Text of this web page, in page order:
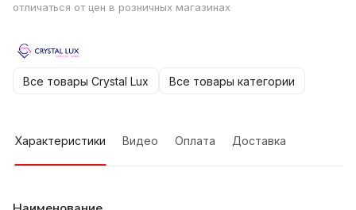
отличаться от цен в розничных магазинах
Все товары Crystal Lux Все товары категории
Характеристики Видео Оплата Доставка